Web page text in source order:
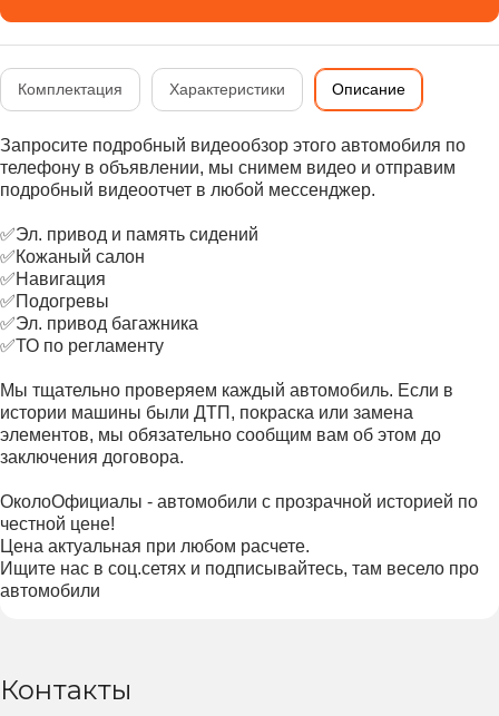
Комплектация Характеристики Описание
Запросите подробный видеообзор этого автомобиля по
телефону в объявлении, мы снимем видео и отправим
подробный видеоотчет в любой мессенджер.
✅Эл. привод и память сидений
✅Кожаный салон
✅Навигация
✅Подогревы
✅Эл. привод багажника
✅ТО по регламенту
Мы тщательно проверяем каждый автомобиль. Если в
истории машины были ДТП, покраска или замена
элементов, мы обязательно сообщим вам об этом до
заключения договора.
ОколоОфициалы - автомобили с прозрачной историей по
честной цене!
Цена актуальная при любом расчете.
Ищите нас в соц.сетях и подписывайтесь, там весело про
автомобили
Контакты